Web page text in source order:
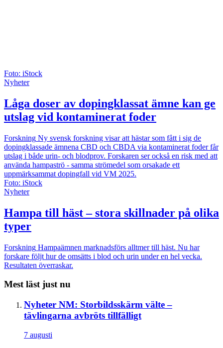
Foto: iStock
Nyheter
Låga doser av dopingklassat ämne kan ge
utslag vid kontaminerat foder
Forskning Ny svensk forskning visar att hästar som fått i sig de
dopingklassade ämnena CBD och CBDA via kontaminerat foder får
utslag i både urin- och blodprov. Forskaren ser också en risk med att
använda hampaströ - samma strömedel som orsakade ett
uppmärksammat dopingfall vid VM 2025.
Foto: iStock
Nyheter
Hampa till häst – stora skillnader på olika
typer
Forskning Hampaämnen marknadsförs alltmer till häst. Nu har
forskare följt hur de omsätts i blod och urin under en hel vecka.
Resultaten överraskar.
Mest läst just nu
Nyheter NM: Storbildsskärm välte –
tävlingarna avbröts tillfälligt
7 augusti